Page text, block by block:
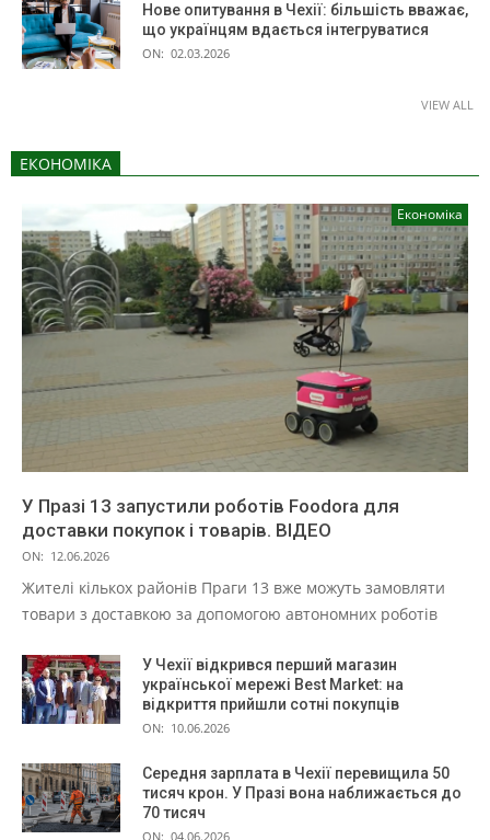
Нове опитування в Чехії: більшість вважає,
що українцям вдається інтегруватися
ON: 02.03.2026
VIEW ALL
ЕКОНОМІКА
Економіка
У Празі 13 запустили роботів Foodora для
доставки покупок і товарів. ВІДЕО
ON: 12.06.2026
Жителі кількох районів Праги 13 вже можуть замовляти
товари з доставкою за допомогою автономних роботів
У Чехії відкрився перший магазин
української мережі Best Market: на
відкриття прийшли сотні покупців
ON: 10.06.2026
Середня зарплата в Чехії перевищила 50
тисяч крон. У Празі вона наближається до
70 тисяч
ON: 04.06.2026